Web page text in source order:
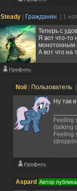
Steady Гражданин
| 1
Теперь с
Я вот что-то
монотонным
А вот что на
Noil Пользователь
Ну так
Feeling
(talking
Feeling
Aspard Автор